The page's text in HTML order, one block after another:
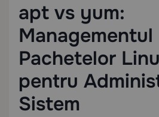
apt vs yum:
Managementul
Pachetelor
pentru
Sistem